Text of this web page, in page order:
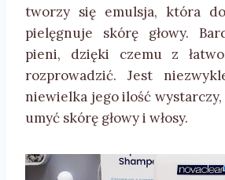
tworzy się emulsja, która
pielęgnuje skórę głowy.
pieni, dzięki czemu z
rozprowadzić. Jest
niewielka jego ilość
umyć skórę głowy i włosy.